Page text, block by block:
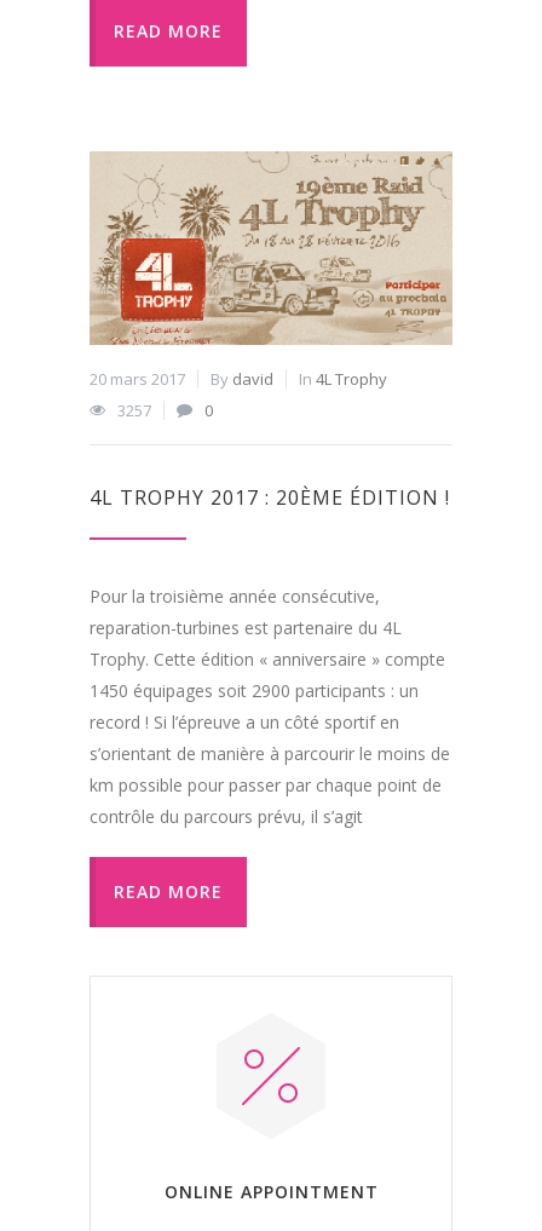
READ MORE
20 mars 2017 By david In 4L Trophy
3257
0
4L TROPHY 2017 : 20ÈME ÉDITION !
Pour la troisième année consécutive,
reparation-turbines est partenaire du 4L
Trophy. Cette édition « anniversaire » compte
1450 équipages soit 2900 participants : un
record ! Si l’épreuve a un côté sportif en
s’orientant de manière à parcourir le moins de
km possible pour passer par chaque point de
contrôle du parcours prévu, il s’agit
READ MORE
ONLINE APPOINTMENT